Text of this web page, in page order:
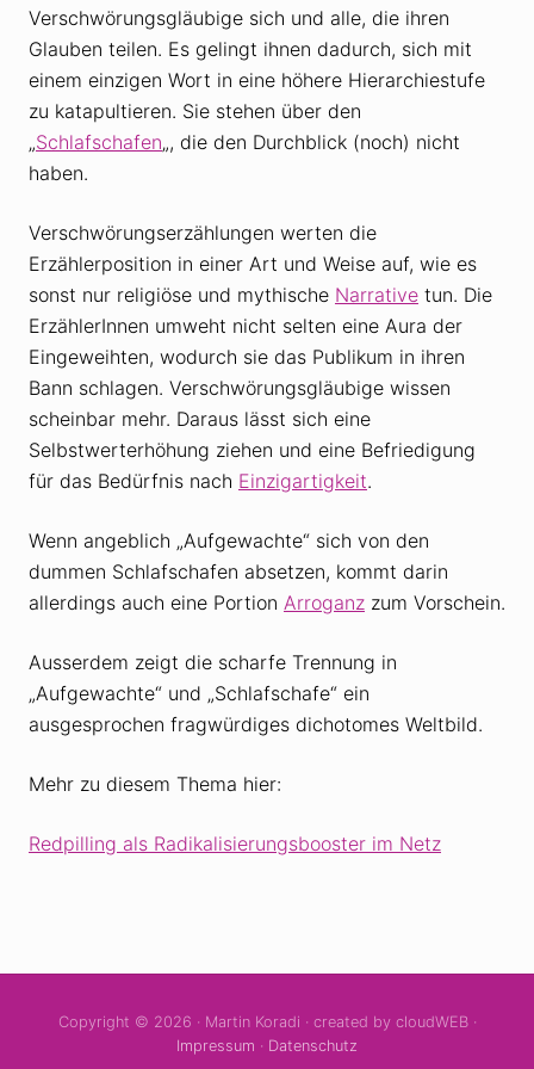
Verschwörungsgläubige sich und alle, die ihren
Glauben teilen. Es gelingt ihnen dadurch, sich mit
einem einzigen Wort in eine höhere Hierarchiestufe
zu katapultieren. Sie stehen über den
„Schlafschafen„, die den Durchblick (noch) nicht
haben.
Verschwörungserzählungen werten die
Erzählerposition in einer Art und Weise auf, wie es
sonst nur religiöse und mythische Narrative tun. Die
ErzählerInnen umweht nicht selten eine Aura der
Eingeweihten, wodurch sie das Publikum in ihren
Bann schlagen. Verschwörungsgläubige wissen
scheinbar mehr. Daraus lässt sich eine
Selbstwerterhöhung ziehen und eine Befriedigung
für das Bedürfnis nach Einzigartigkeit.
Wenn angeblich „Aufgewachte“ sich von den
dummen Schlafschafen absetzen, kommt darin
allerdings auch eine Portion Arroganz zum Vorschein.
Ausserdem zeigt die scharfe Trennung in
„Aufgewachte“ und „Schlafschafe“ ein
ausgesprochen fragwürdiges dichotomes Weltbild.
Mehr zu diesem Thema hier:
Redpilling als Radikalisierungsbooster im Netz
Copyright © 2026 · Martin Koradi · created by cloudWEB ·
Impressum · Datenschutz